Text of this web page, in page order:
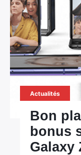
Actualités
Bon
bonus
Galaxy